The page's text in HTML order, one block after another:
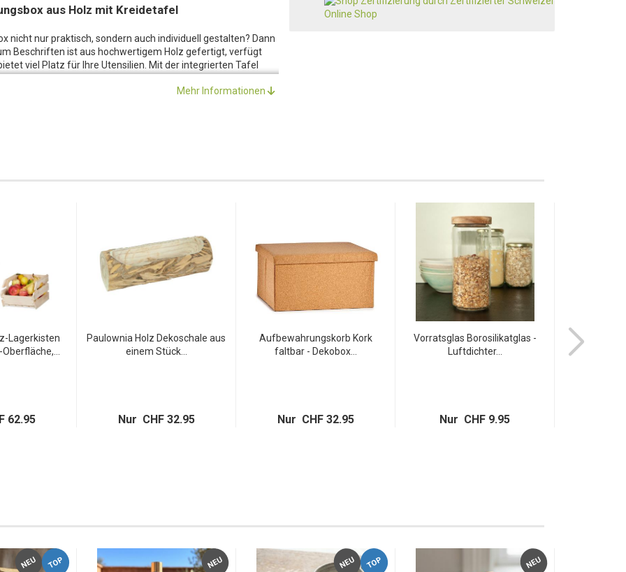
aus Holz mit Kreidetafel
nicht nur praktisch, sondern auch individuell gestalten? Dann
Beschriften ist aus hochwertigem Holz gefertigt, verfügt
viel Platz für Ihre Utensilien. Mit der integrierten Tafel
die Aufbewahrungsbox aus Holz wird Ihnen helfen,
Hingucker und verleiht Ihrem Raum eine natürliche und
warten bis der Geburtstag, die Essenseinladung oder das
wegwischen und eine persönliche Nachricht auf die
macht.
Mehr Informationen
Lagerkisten
62.95
Paulownia Holz Dekoschale aus
einem Stück...
Nur CHF 32.95
Aufbewahrungskorb Kork
faltbar - Dekobox...
Nur CHF 32.95
Vorratsglas Borosilikatglas -
Luftdichter...
Nur CHF 9.95
NEU TOP NEU NEU TOP NEU